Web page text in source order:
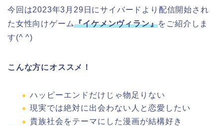
今回は2023年3月29日にサイバードより配信開始され
た女性向けゲーム『イケメンヴィラン』をご紹介しま
す(^ ^)
こんな方にオススメ！
ハッピーエンドだけじゃ物足りない
現実では絶対に出会わない人と恋愛したい
貴族社会をテーマにした漫画が結構好き